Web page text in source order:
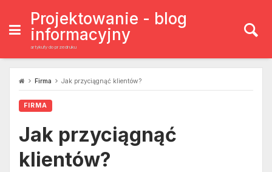
content
Projektowanie - blog
informacyjny
artykuły do przedruku
Firma Jak przyciągnąć klientów?
FIRMA
Jak przyciągnąć
klientów?